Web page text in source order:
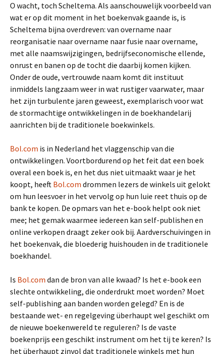
O wacht, toch Scheltema. Als aanschouwelijk voorbeeld van
wat er op dit moment in het boekenvak gaande is, is
Scheltema bijna overdreven: van overname naar
reorganisatie naar overname naar fusie naar overname,
met alle naamswijzigingen, bedrijfseconomische ellende,
onrust en banen op de tocht die daarbij komen kijken.
Onder de oude, vertrouwde naam komt dit instituut
inmiddels langzaam weer in wat rustiger vaarwater, maar
het zijn turbulente jaren geweest, exemplarisch voor wat
de stormachtige ontwikkelingen in de boekhandelarij
aanrichten bij de traditionele boekwinkels.
Bol.com is in Nederland het vlaggenschip van die
ontwikkelingen. Voortbordurend op het feit dat een boek
overal een boek is, en het dus niet uitmaakt waar je het
koopt, heeft Bol.com drommen lezers de winkels uit gelokt
om hun leesvoer in het vervolg op hun luie reet thuis op de
bank te kopen. De opmars van het e-book helpt ook niet
mee; het gemak waarmee iedereen kan self-publishen en
online verkopen draagt zeker ook bij. Aardverschuivingen in
het boekenvak, die bloederig huishouden in de traditionele
boekhandel.
Is Bol.com dan de bron van alle kwaad? Is het e-book een
slechte ontwikkeling, die onderdrukt moet worden? Moet
self-publishing aan banden worden gelegd? En is de
bestaande wet- en regelgeving überhaupt wel geschikt om
de nieuwe boekenwereld te reguleren? Is de vaste
boekenprijs een geschikt instrument om het tij te keren? Is
het überhaupt zinvol dat traditionele winkels met hun